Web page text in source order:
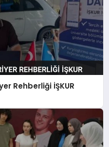
Rehberliği İŞKUR